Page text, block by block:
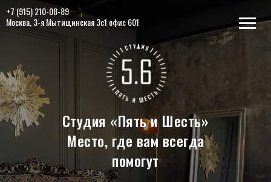
Студия «Пять и Шесть»
Место, где вам всегда
помогут
+7 (915) 210-08-89
Москва, 3-я Мытищинская 3с1 офис 601